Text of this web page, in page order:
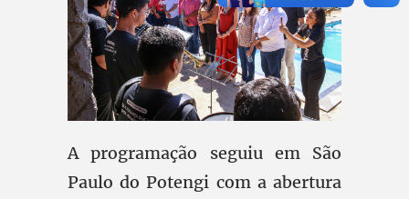
A programação seguiu em São
Paulo do Potengi com a abertura